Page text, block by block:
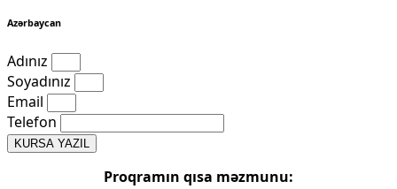
Azərbaycan
Adınız
Soyadınız
Email
Telefon
KURSA YAZIL
Proqramın qısa məzmunu​: